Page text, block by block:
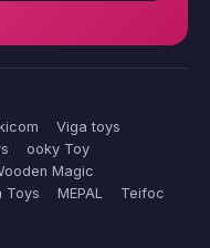
Viga toys
ooky Toy
Magic
Toys MEPAL
Teifoc